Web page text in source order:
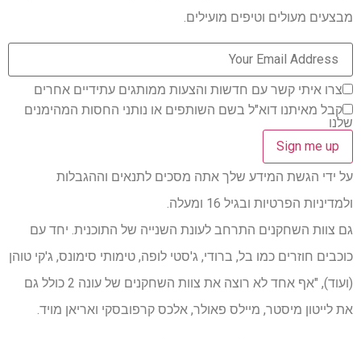
מבצעים מעולים וטיפים מועילים.
צרו איתי קשר עם חדשות והצעות ממותגים עתידיים אחרים
קבל מאיתנו דוא"ל בשם השותפים או נותני החסות המהימנים
שלנו
על ידי הגשת המידע שלך אתה מסכים לתנאים וההגבלות
ולמדיניות הפרטיות ובגיל 16 ומעלה.
גם צוות השחקנים התרחב לעונת השנייה של התוכנית. יחד עם
כוכבים חוזרים כמו בל, ברודי, ג'סטי לופה, טימותי סימונס, ג'קי טוהן
(ועוד), "אף אחד לא רוצה את צוות השחקנים של עונה 2 כולל גם
את לייטון מיסטר, מיילס פאולר, אלכס קרפובסקי ואריאן מויד.